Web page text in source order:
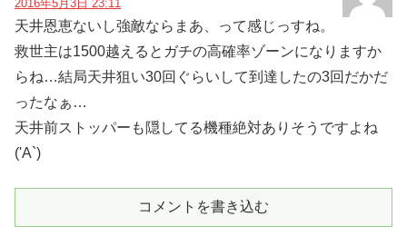
2016年5月3日 23:11
天井恩恵ないし強敵ならまあ、って感じっすね。
救世主は1500越えるとガチの高確率ゾーンになりますか
らね…結局天井狙い30回ぐらいして到達したの3回だかだ
ったなぁ…
天井前ストッパーも隠してる機種絶対ありそうですよね
('A`)
コメントを書き込む